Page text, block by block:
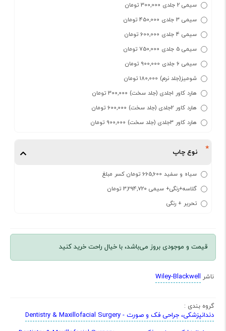
سیمی 2 جلدی 300,000 تومان
سیمی 3 جلدی 450,000 تومان
سیمی 4 جلدی 600,000 تومان
سیمی 5 جلدی 750,000 تومان
سیمی 6 جلدی 900,000 تومان
شومیز(جلد نرم) 180,000 تومان
هارد کاور 1جلدی (جلد سخت) 300,000 تومان
هارد کاور 2جلدی (جلد سخت) 600,000 تومان
هارد کاور 3جلدی (جلد سخت) 900,000 تومان
نوع چاپ
سیاه و سفید 665,600 تومان کسر مبلغ
گلاسه+رنگی+ سیمی 3,294,720 تومان
تحریر + رنگی
قیمت و موجودی بروز می‌باشد، با خیال راحت خرید کنید
ناشر Wiley-Blackwell
گروه بندی :
دندانپزشکی، جراحی فک و صورت - Dentistry & Maxillofacial Surgery